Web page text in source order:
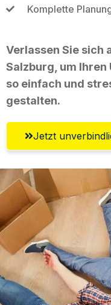
Komplette
Verlassen Sie sich
Salzburg, um Ihren
so einfach und
gestalten.
Jetzt